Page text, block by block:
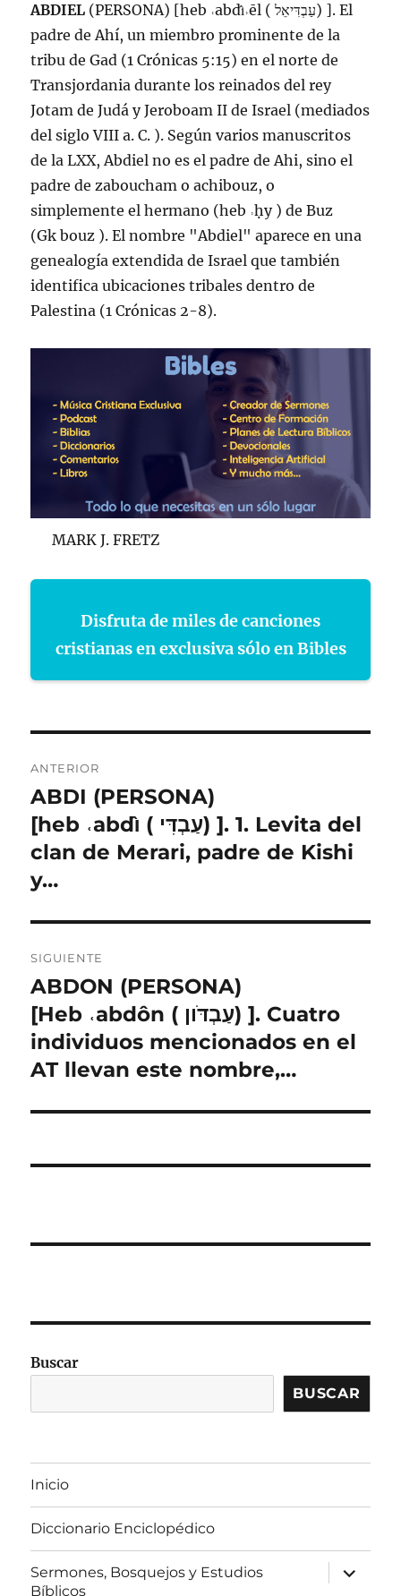
ABDIEL (PERSONA) [heb ˓abdı̂˒ēl ( עַבְדִּיאֵל) ]. El
padre de Ahí, un miembro prominente de la
tribu de Gad (1 Crónicas 5:15) en el norte de
Transjordania durante los reinados del rey
Jotam de Judá y Jeroboam II de Israel (mediados
del siglo VIII a. C. ). Según varios manuscritos
de la LXX, Abdiel no es el padre de Ahi, sino el
padre de zaboucham o achibouz, o
simplemente el hermano (heb ˒ḥy ) de Buz
(Gk bouz ). El nombre "Abdiel" aparece en una
genealogía extendida de Israel que también
identifica ubicaciones tribales dentro de
Palestina (1 Crónicas 2-8).
MARK J. FRETZ
Disfruta de miles de canciones
cristianas en exclusiva sólo en Bibles
de
entradas
ANTERIOR
Entrada
anterior:
ABDI (PERSONA)
[heb ˓abdı̂ ( עַבְדִּי) ]. 1. Levita del
clan de Merari, padre de Kishi
y…
SIGUIENTE
Entrada
siguiente:
ABDON (PERSONA)
[Heb ˓abdôn ( עַבְדֹּון) ]. Cuatro
individuos mencionados en el
AT llevan este nombre,…
Buscar
BUSCAR
Inicio
Diccionario Enciclopédico
Sermones, Bosquejos y Estudios
Bíblicos
expandir
el